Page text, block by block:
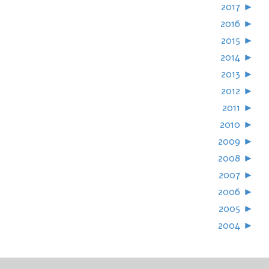
►
►
►
►
►
►
►
►
►
►
►
►
►
►